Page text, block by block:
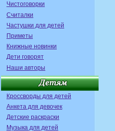
Чистоговорки
Считалки
Частушки для детей
Приметы
Книжные новинки
Дети говорят
Наши авторы
Кроссворды для детей
Анкета для девочек
Детские раскраски
Музыка для детей